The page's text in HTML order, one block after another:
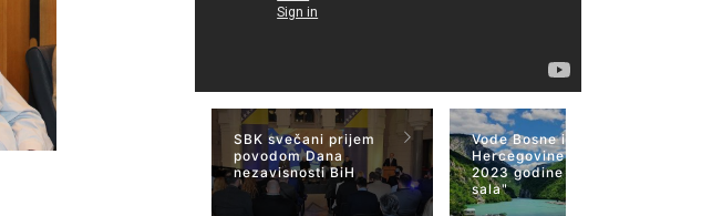
SBK svečani prijem
povodom Dana
nezavisnosti BiH
Vode Bosne i
Hercegovine 22 mart
2023 godine "Plava
sala"